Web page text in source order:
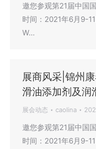
邀您参观第21届中国
时间：2021年6月9-
W…
展商风采|锦州
滑油添加剂及润
展会动态 caolina
邀您参观第21届中国
时间：2021年6月9-